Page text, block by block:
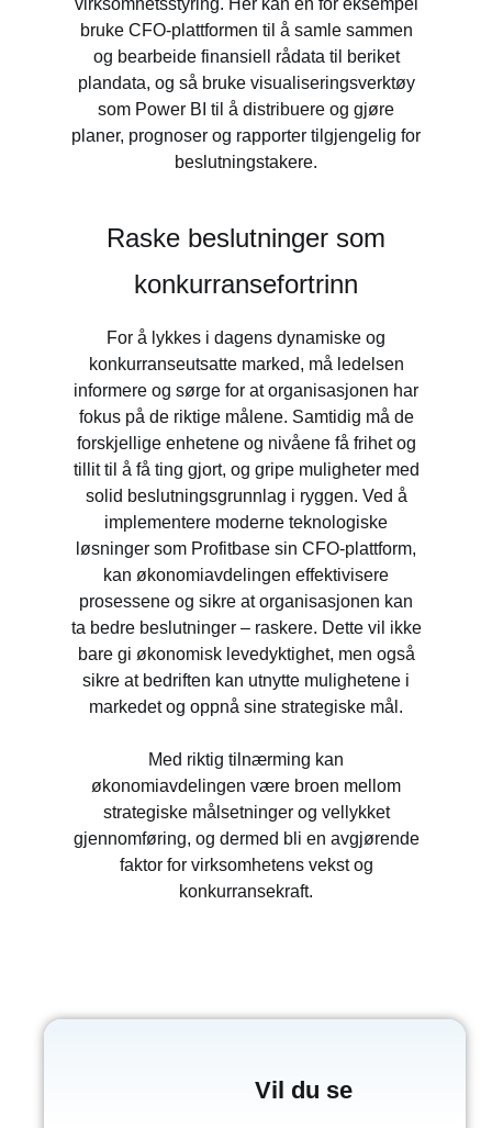
bruke CFO-plattformen til å samle sammen
og bearbeide finansiell rådata til beriket
plandata, og så bruke visualiseringsverktøy
som Power BI til å distribuere og gjøre
planer, prognoser og rapporter tilgjengelig for
beslutningstakere.
Raske beslutninger som
konkurransefortrinn
For å lykkes i dagens dynamiske og
konkurranseutsatte marked, må ledelsen
informere og sørge for at organisasjonen har
fokus på de riktige målene. Samtidig må de
forskjellige enhetene og nivåene få frihet og
tillit til å få ting gjort, og gripe muligheter med
solid beslutningsgrunnlag i ryggen. Ved å
implementere moderne teknologiske
løsninger som Profitbase sin CFO-plattform,
kan økonomiavdelingen effektivisere
prosessene og sikre at organisasjonen kan
ta bedre beslutninger – raskere. Dette vil ikke
bare gi økonomisk levedyktighet, men også
sikre at bedriften kan utnytte mulighetene i
markedet og oppnå sine strategiske mål.
Med riktig tilnærming kan
økonomiavdelingen være broen mellom
strategiske målsetninger og vellykket
gjennomføring, og dermed bli en avgjørende
faktor for virksomhetens vekst og
konkurransekraft.
Vil du se